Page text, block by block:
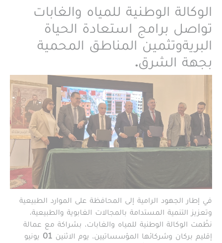
الوكالة الوطنية للمياه والغابات
تواصل برامج استعادة الحياة
البريةوتثمين المناطق المحمية
بجهة الشرق.
في إطار الجهود الرامية إلى المحافظة على الموارد الطبيعية
وتعزيز التنمية المستدامة بالمجالات الغابوية والطبيعية،
نظّمت الوكالة الوطنية للمياه والغابات، بشراكة مع عمالة
إقليم بركان وشركائها المؤسساتيين، يوم الاثنين 01 يونيو